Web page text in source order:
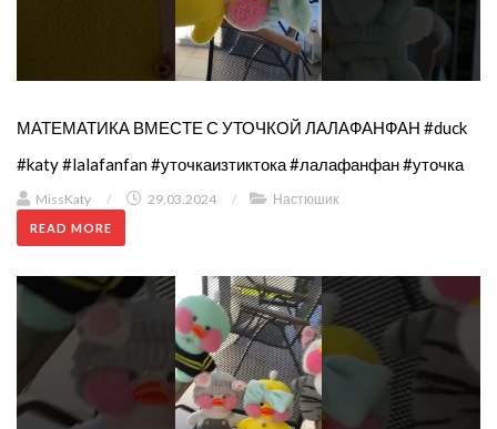
МАТЕМАТИКА ВМЕСТЕ С УТОЧКОЙ ЛАЛАФАНФАН #duck
#katy #lalafanfan #уточкаизтиктока #лалафанфан #уточка
MissKaty / 29.03.2024 / Настюшик
READ MORE